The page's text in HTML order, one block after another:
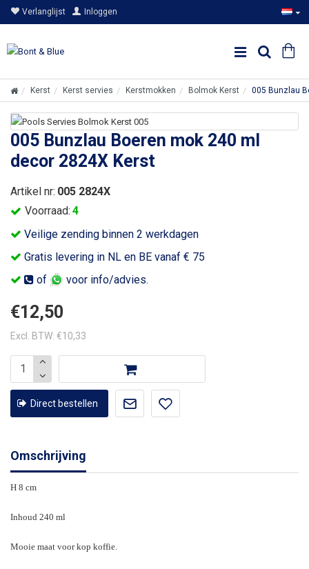
Verlanglijst Inloggen
Kerst Kerst servies Kerstmokken Bolmok Kerst 005 Bunzlau
005 Bunzlau Boeren mok 240 ml
decor 2824X Kerst
Veilige zending binnen 2 werkdagen
Gratis levering in NL en BE vanaf € 75
of
voor info/advies.
Voorraad: 4
Artikel nr: 005 2824X
€12,50
Excl. BTW: €10,33
Direct bestellen
Omschrijving
H 8 cm
Inhoud 240 ml
Mooie maat voor kop koffie.